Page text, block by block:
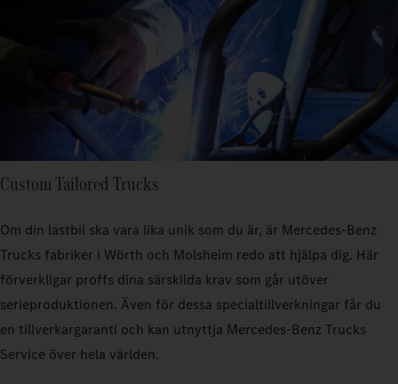
Custom Tailored Trucks
Om din lastbil ska vara lika unik som du är, är Mercedes-Benz
Trucks fabriker i Wörth och Molsheim redo att hjälpa dig. Här
förverkligar proffs dina särskilda krav som går utöver
serieproduktionen. Även för dessa specialtillverkningar får du
en tillverkargaranti och kan utnyttja Mercedes-Benz Trucks
Service över hela världen.